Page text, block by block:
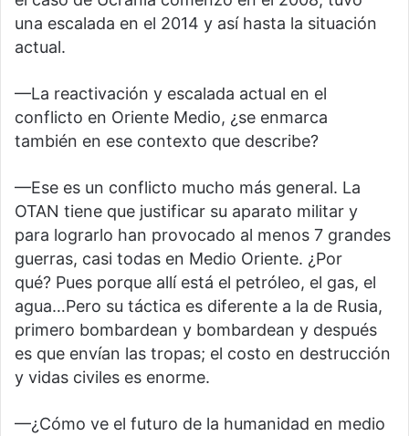
una escalada en el 2014 y así hasta la situación
actual.
—La reactivación y escalada actual en el
conflicto en Oriente Medio, ¿se enmarca
también en ese contexto que describe?
—Ese es un conflicto mucho más general. La
OTAN tiene que justificar su aparato militar y
para lograrlo han provocado al menos 7 grandes
guerras, casi todas en Medio Oriente. ¿Por
qué? Pues porque allí está el petróleo, el gas, el
agua…Pero su táctica es diferente a la de Rusia,
primero bombardean y bombardean y después
es que envían las tropas; el costo en destrucción
y vidas civiles es enorme.
—¿Cómo ve el futuro de la humanidad en medio